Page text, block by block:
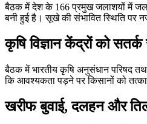
बैठक में देश के 166 प्रमुख जलाशयों में जल
बनी हुई है। सूखे की संभावित स्थिति पर
कृषि विज्ञान केंद्रों को
बैठक में भारतीय कृषि अनुसंधान परिषद
कि आवश्यकता पड़ने पर किसानों को
खरीफ बुवाई, दलहन और